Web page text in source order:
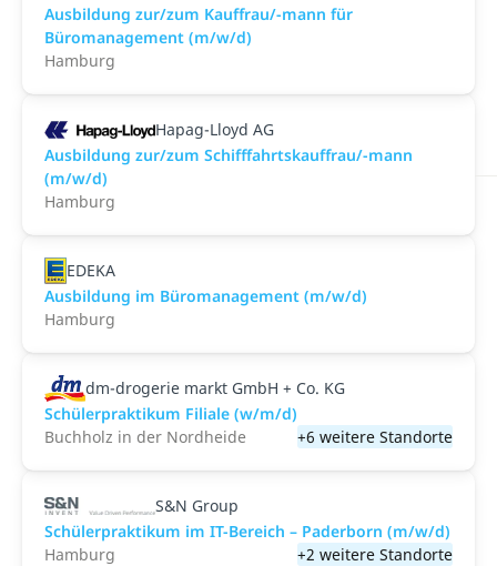
Ausbildung zur/zum Kauffrau/-mann für
Büromanagement (m/w/d)
Hamburg
Hapag-Lloyd AG
Ausbildung zur/zum Schifffahrtskauffrau/-mann
(m/w/d)
Hamburg
EDEKA
Ausbildung im Büromanagement (m/w/d)
Hamburg
dm-drogerie markt GmbH + Co. KG
Schülerpraktikum Filiale (w/m/d)
Buchholz in der Nordheide
+6 weitere Standorte
S&N Group
Schülerpraktikum im IT-Bereich – Paderborn (m/w/d)
Hamburg
+2 weitere Standorte